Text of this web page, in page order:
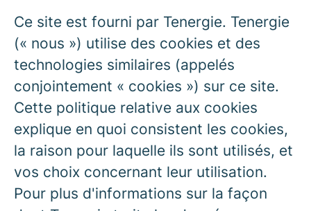
Ce site est fourni par Tenergie. Tenergie
(« nous ») utilise des cookies et des
technologies similaires (appelés
conjointement « cookies ») sur ce site.
Cette politique relative aux cookies
explique en quoi consistent les cookies,
la raison pour laquelle ils sont utilisés, et
vos choix concernant leur utilisation.
Pour plus d'informations sur la façon